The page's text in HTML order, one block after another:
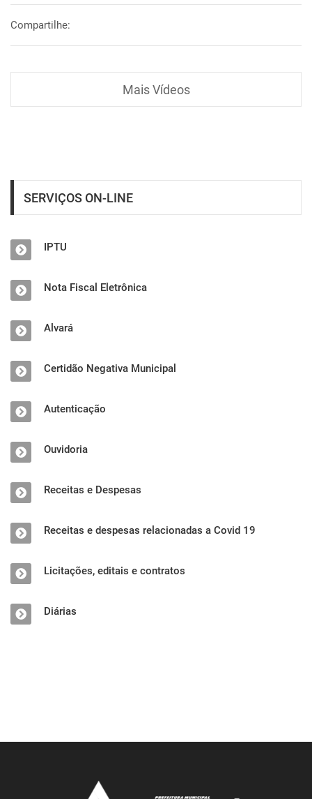
Compartilhe:
Mais Vídeos
SERVIÇOS ON-LINE
IPTU
Nota Fiscal Eletrônica
Alvará
Certidão Negativa Municipal
Autenticação
Ouvidoria
Receitas e Despesas
Receitas e despesas relacionadas a Covid 19
Licitações, editais e contratos
Diárias